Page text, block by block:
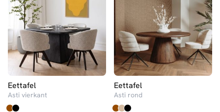
Eettafel
Asti vierkant
Eettafel
Asti rond